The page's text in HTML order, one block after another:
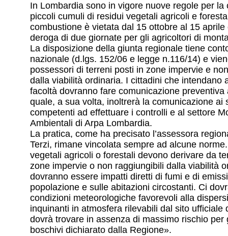
In Lombardia sono in vigore nuove regole per la
piccoli cumuli di residui vegetali agricoli e
combustione è vietata dal 15 ottobre al 15
deroga di due giornate per gli agricoltori di
La disposizione della giunta regionale tiene
nazionale (d.lgs. 152/06 e legge n.116/14) e
possessori di terreni posti in zone impervie e
dalla viabilità ordinaria. I cittadini che intendano
facoltà dovranno fare comunicazione preventiva
quale, a sua volta, inoltrerà la comunicazione ai
competenti ad effettuare i controlli e al settore
Ambientali di Arpa Lombardia.
La pratica, come ha precisato l’assessora
Terzi, rimane vincolata sempre ad alcune
vegetali agricoli o forestali devono derivare da
zone impervie o non raggiungibili dalla viabilità
dovranno essere impatti diretti di fumi e di
popolazione e sulle abitazioni circostanti. Ci
condizioni meteorologiche favorevoli alla
inquinanti in atmosfera rilevabili dal sito ufficiale
dovrà trovare in assenza di massimo rischio per
boschivi dichiarato dalla Regione».